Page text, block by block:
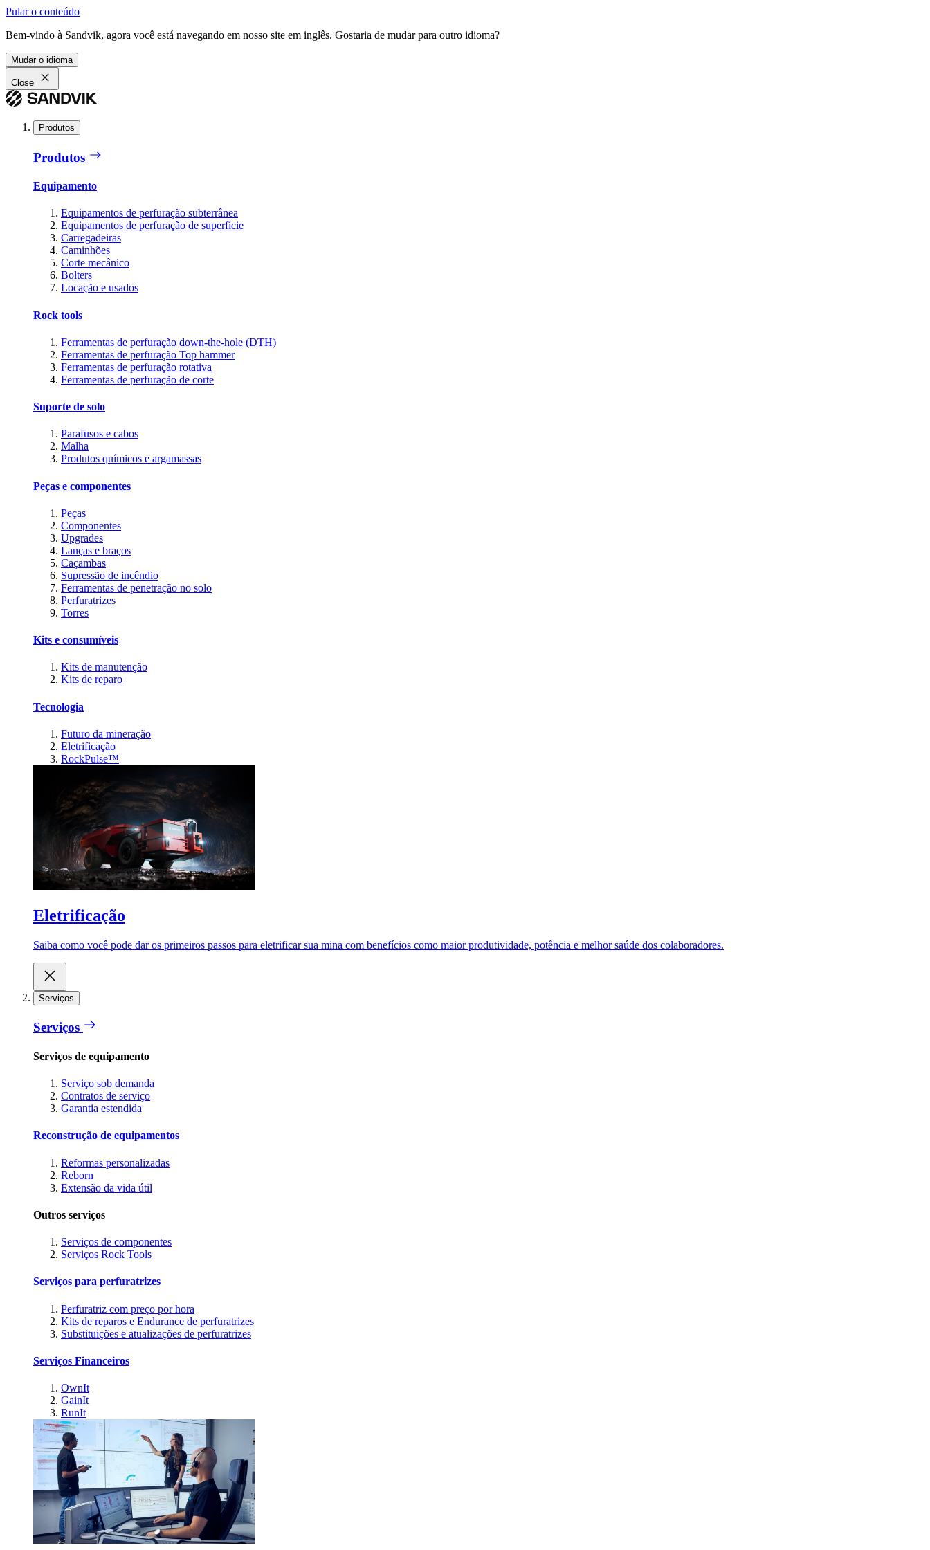
Pular o conteúdo
Bem-vindo à Sandvik, agora você está navegando em nosso site em inglês. Gostaria de mudar para outro idioma?
Mudar o idioma
Close
Produtos
Produtos
Equipamento
Equipamentos de perfuração subterrânea
Equipamentos de perfuração de superfície
Carregadeiras
Caminhões
Corte mecânico
Bolters
Locação e usados
Rock tools
Ferramentas de perfuração down-the-hole (DTH)
Ferramentas de perfuração Top hammer
Ferramentas de perfuração rotativa
Ferramentas de perfuração de corte
Suporte de solo
Parafusos e cabos
Malha
Produtos químicos e argamassas
Peças e componentes
Peças
Componentes
Upgrades
Lanças e braços
Caçambas
Supressão de incêndio
Ferramentas de penetração no solo
Perfuratrizes
Torres
Kits e consumíveis
Kits de manutenção
Kits de reparo
Tecnologia
Futuro da mineração
Eletrificação
RockPulse™
Eletrificação
Saiba como você pode dar os primeiros passos para eletrificar sua mina com benefícios como maior produtividade, potência e melhor saúde dos colaboradores.
Serviços
Serviços
Serviços de equipamento
Serviço sob demanda
Contratos de serviço
Garantia estendida
Reconstrução de equipamentos
Reformas personalizadas
Reborn
Extensão da vida útil
Outros serviços
Serviços de componentes
Serviços Rock Tools
Serviços para perfuratrizes
Perfuratriz com preço por hora
Kits de reparos e Endurance de perfuratrizes
Substituições e atualizações de perfuratrizes
Serviços Financeiros
OwnIt
GainIt
RunIt